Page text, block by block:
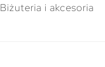
Biżuteria i akcesoria